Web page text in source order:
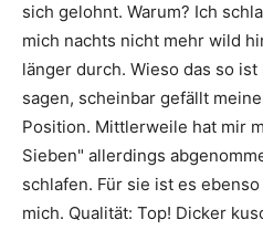
sich gelohnt. Warum? Ich
mich nachts nicht mehr wild
länger durch. Wieso das so
sagen, scheinbar gefällt
Position. Mittlerweile hat mir
Sieben" allerdings
schlafen. Für sie ist es
mich. Qualität: Top! Dicker